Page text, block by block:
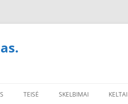
TEISĖ SKELBIMAI KELTAI